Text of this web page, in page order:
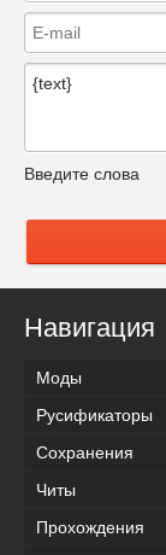
Введите слова
Навигация
Моды
Русификаторы
Сохранения
Читы
Прохождения